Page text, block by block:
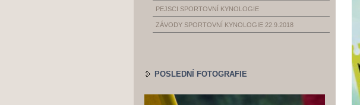
PEJSCI SPORTOVNÍ KYNOLOGIE
ZÁVODY SPORTOVNÍ KYNOLOGIE 22.9.2018
POSLEDNÍ FOTOGRAFIE